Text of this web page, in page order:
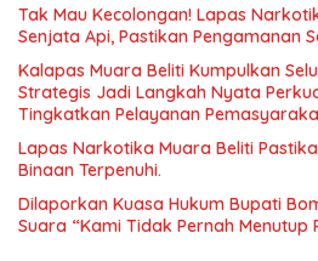
Tak Mau Kecolongan! Lapas
Senjata Api, Pastikan Pengamanan
Kalapas Muara Beliti Kumpulkan
Strategis Jadi Langkah Nyata
Tingkatkan Pelayanan
Lapas Narkotika Muara Beliti
Binaan Terpenuhi.
Dilaporkan Kuasa Hukum Bupati
Suara “Kami Tidak Pernah Menutup